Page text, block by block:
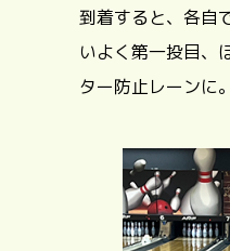
到着すると、各自
いよく第一投目、
ター防止レーンに。